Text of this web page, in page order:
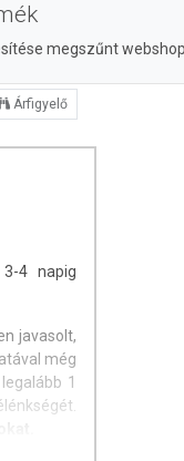
megszűnt
Árfigyelő
. 3-4 napig
javasolt,
még
1